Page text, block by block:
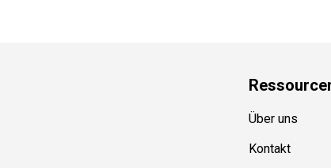
Ressourcen
Über uns
Kontakt